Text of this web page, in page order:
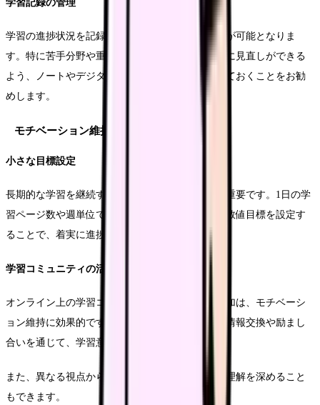
学習記録の管理
学習の進捗状況を記録することで、効率的な復習が可能となりま
す。特に苦手分野や重要項目については、定期的に見直しができる
よう、ノートやデジタルツールを活用して整理しておくことをお勧
めします。
モチベーション維持の方法
小さな目標設定
長期的な学習を継続するには、適切な目標設定が重要です。1日の学
習ページ数や週単位での達成目標など、具体的な数値目標を設定す
ることで、着実に進捗を実感することができます。
学習コミュニティの活用
オンライン上の学習コミュニティや勉強会への参加は、モチベーシ
ョン維持に効果的です。同じ目標を持つ仲間との情報交換や励まし
合いを通じて、学習意欲を高めることができます。
また、異なる視点からの考え方に触れることで、理解を深めること
もできます。